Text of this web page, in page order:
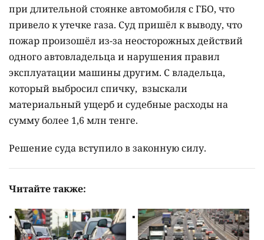
при длительной стоянке автомобиля с ГБО, что
привело к утечке газа. Суд пришёл к выводу, что
пожар произошёл из-за неосторожных действий
одного автовладельца и нарушения правил
эксплуатации машины другим. С владельца,
который выбросил спичку, взыскали
материальный ущерб и судебные расходы на
сумму более 1,6 млн тенге.
Решение суда вступило в законную силу.
Читайте также: